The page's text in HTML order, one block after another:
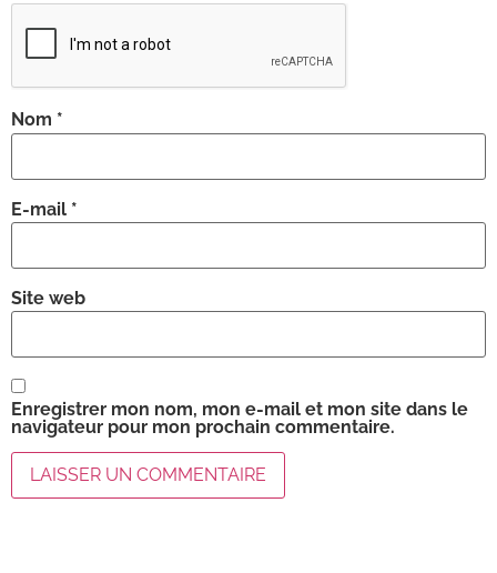
Nom *
E-mail *
Site web
Enregistrer mon nom, mon e-mail et mon site dans le
navigateur pour mon prochain commentaire.